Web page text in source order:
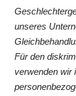
unseres
Für den
verwenden wir